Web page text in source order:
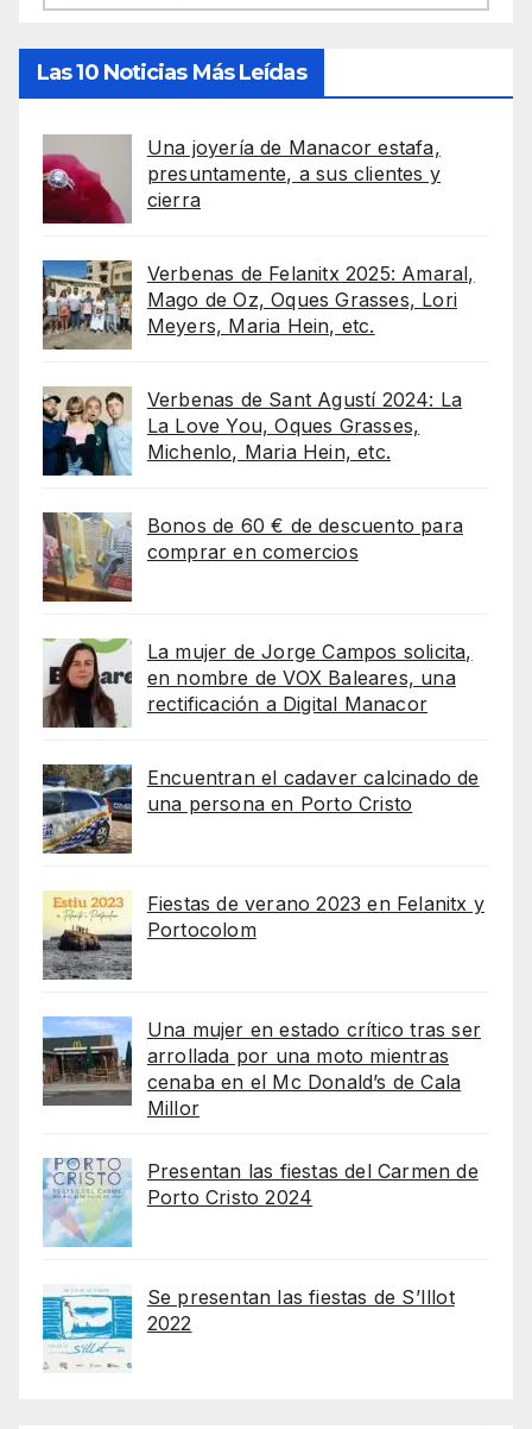
Las 10 Noticias Más Leídas
Una joyería de Manacor estafa,
presuntamente, a sus clientes y
cierra
Verbenas de Felanitx 2025: Amaral,
Mago de Oz, Oques Grasses, Lori
Meyers, Maria Hein, etc.
Verbenas de Sant Agustí 2024: La
La Love You, Oques Grasses,
Michenlo, Maria Hein, etc.
Bonos de 60 € de descuento para
comprar en comercios
La mujer de Jorge Campos solicita,
en nombre de VOX Baleares, una
rectificación a Digital Manacor
Encuentran el cadaver calcinado de
una persona en Porto Cristo
Fiestas de verano 2023 en Felanitx y
Portocolom
Una mujer en estado crítico tras ser
arrollada por una moto mientras
cenaba en el Mc Donald’s de Cala
Millor
Presentan las fiestas del Carmen de
Porto Cristo 2024
Se presentan las fiestas de S’Illot
2022